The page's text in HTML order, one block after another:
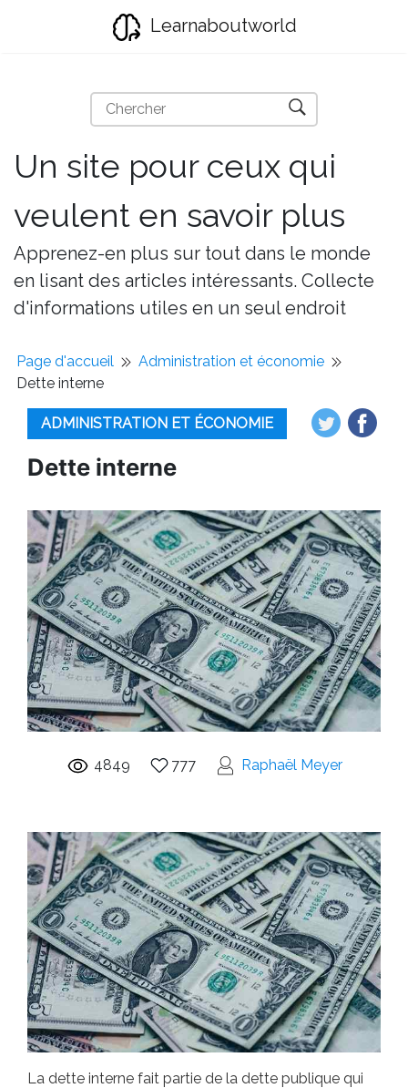
Learnaboutworld
Un site pour ceux qui
veulent en savoir plus
Apprenez-en plus sur tout dans le monde
en lisant des articles intéressants. Collecte
d'informations utiles en un seul endroit
Page d'accueil
Administration et économie
Dette interne
ADMINISTRATION ET ÉCONOMIE
Dette interne
4849 777 Raphaël Meyer
La dette interne fait partie de la dette publique qui